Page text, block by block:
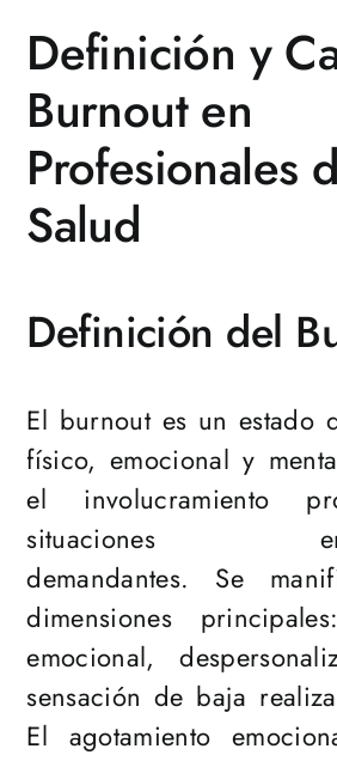
Definición y
Burnout en
Profesionales
Salud
Definición del
El burnout es un estado
físico, emocional y
el involucramiento
situaciones
demandantes. Se
dimensiones
emocional,
sensación de baja
El agotamiento